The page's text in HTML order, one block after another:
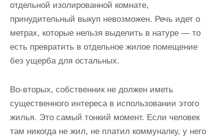
отдельной изолированной комнате,
принудительный выкуп невозможен. Речь идет о
метрах, которые нельзя выделить в натуре — то
есть превратить в отдельное жилое помещение
без ущерба для остальных.
Во-вторых, собственник не должен иметь
существенного интереса в использовании этого
жилья. Это самый тонкий момент. Если человек
там никогда не жил, не платил коммуналку, у него